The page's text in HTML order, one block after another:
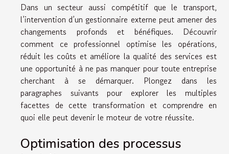
Dans un secteur aussi compétitif que le transport,
l’intervention d’un gestionnaire externe peut amener des
changements profonds et bénéfiques. Découvrir
comment ce professionnel optimise les opérations,
réduit les coûts et améliore la qualité des services est
une opportunité à ne pas manquer pour toute entreprise
cherchant à se démarquer. Plongez dans les
paragraphes suivants pour explorer les multiples
facettes de cette transformation et comprendre en
quoi elle peut devenir le moteur de votre réussite.
Optimisation des processus